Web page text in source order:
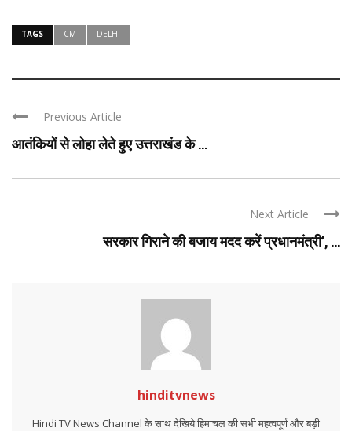
TAGS CM DELHI
Previous Article
आतंकियों से लोहा लेते हुए उत्तराखंड के ...
Next Article
सरकार गिराने की बजाय मदद करें प्रधानमंत्री’, ...
hinditvnews
Hindi TV News Channel के साथ देखिये हिमाचल की सभी महत्वपूर्ण और बड़ी